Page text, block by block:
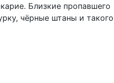
Близкие пропавшего
чёрные штаны и такого